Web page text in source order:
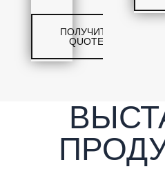
ПОЛУЧИТЬ
QUOTE